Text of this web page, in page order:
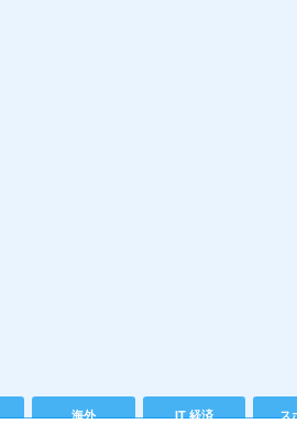
海外 IT 経済 ス